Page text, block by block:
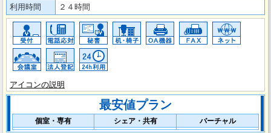
利用時間
２４時間
アイコンの説明
最安値プラン
個室・専有 シェア・共有 バーチャル